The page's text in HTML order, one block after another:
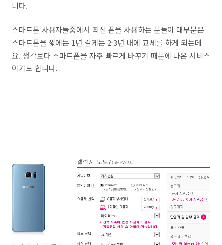
니다.
스마트폰 사용자들중에서 최신 폰을 사용하는 분들이 대부분은
스마트폰을 짧에는 1년 길게는 2-3년 내에 교체를 하게 되는데
요. 생각보다 스마트폰을 자주 빠르게 바꾸기 때문에 나온 서비스
이기도 합니다.